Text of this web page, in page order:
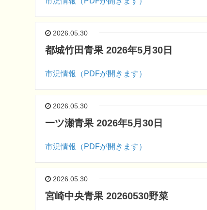
2026.05.30
都城竹田青果 2026年5月30日
市況情報（PDFが開きます）
2026.05.30
一ツ瀬青果 2026年5月30日
市況情報（PDFが開きます）
2026.05.30
宮崎中央青果 20260530野菜